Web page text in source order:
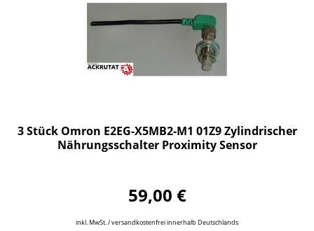
3 Stück Omron E2EG-X5MB2-M1 01Z9 Zylindrischer
Nährungsschalter Proximity Sensor
59,00 €
inkl. MwSt. / versandkostenfrei innerhalb Deutschlands